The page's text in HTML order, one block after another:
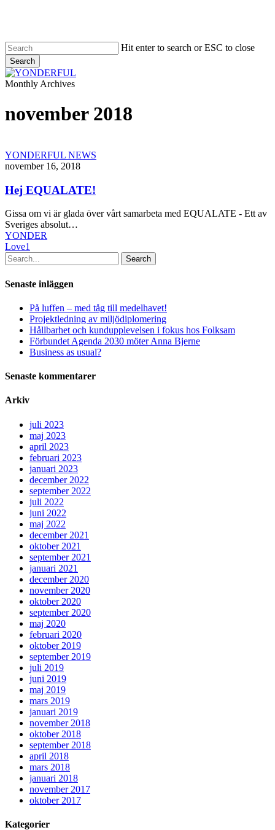
content
Hit enter to search or ESC to close
Search
Close
Search
Menu
Monthly Archives
november 2018
Hej
EQUALATE!
YONDERFUL NEWS
november 16, 2018
Hej EQUALATE!
Gissa om vi är glada över vårt samarbeta med EQUALATE - Ett av
Sveriges absolut…
YONDER
Love1
Search
Senaste inläggen
På luffen – med tåg till medelhavet!
Projektledning av miljödiplomering
Hållbarhet och kundupplevelsen i fokus hos Folksam
Förbundet Agenda 2030 möter Anna Bjerne
Business as usual?
Senaste kommentarer
Arkiv
juli 2023
maj 2023
april 2023
februari 2023
januari 2023
december 2022
september 2022
juli 2022
juni 2022
maj 2022
december 2021
oktober 2021
september 2021
januari 2021
december 2020
november 2020
oktober 2020
september 2020
maj 2020
februari 2020
oktober 2019
september 2019
juli 2019
juni 2019
maj 2019
mars 2019
januari 2019
november 2018
oktober 2018
september 2018
april 2018
mars 2018
januari 2018
november 2017
oktober 2017
Kategorier